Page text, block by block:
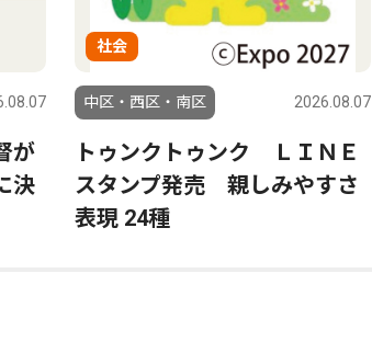
が
決
社会
中区・西区・南区 2026.08.07
トゥンクトゥンク ＬＩＮＥ
スタンプ発売 親しみやすさ
表現 24種